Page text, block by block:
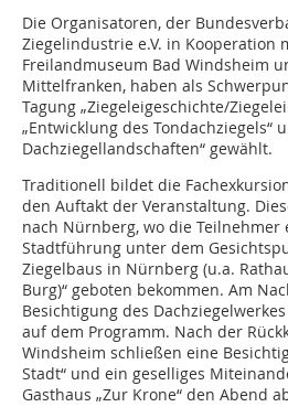
Die Organisatoren, der
Ziegelindustrie e.V. in Kooperation
Freilandmuseum Bad Windsheim
Mittelfranken, haben als
Tagung „Ziegelei­geschichte/
„Entwicklung des Tondachziegels“
Dachziegellandschaften“ gewählt.
Traditionell bildet die
den Auftakt der Veranstaltung.
nach Nürnberg, wo die Teilnehmer
Stadtführung unter dem
Ziegelbaus in Nürnberg (u.a.
Burg)“ geboten bekommen. Am
Besichtigung des
auf dem Programm. Nach der
Windsheim schließen eine
Stadt“ und ein geselliges
Gasthaus „Zur Krone“ den Abend